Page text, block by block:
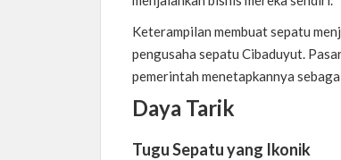
Keterampilan membuat sepatu
pengusaha sepatu Cibaduyut.
pemerintah menetapkannya
Daya Tarik
Tugu Sepatu yang Ikonik